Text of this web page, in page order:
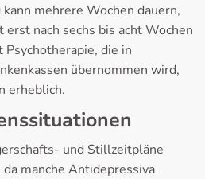
mehrere Wochen dauern,
nach sechs bis acht Wochen
die in
übernommen wird,
erheblich.
und Stillzeitpläne
manche Antidepressiva